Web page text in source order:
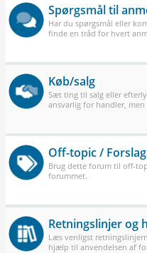
Spørgsmål til
Har du spørgsmål eller
finde en tråd for hvert
Køb/salg
Sæt ting til salg eller
ansvarlig for handler,
Off-topic / Forslag
Brug dette forum til off-
forummet.
Retningslinjer og
Læs venligst
hjælp til anvendelsen af